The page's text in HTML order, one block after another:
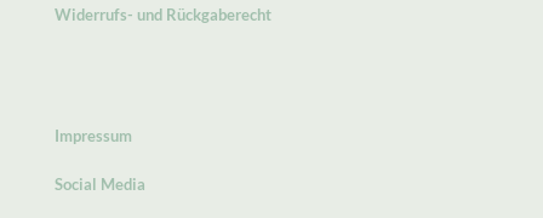
Widerrufs- und Rückgaberecht
Impressum
Social Media